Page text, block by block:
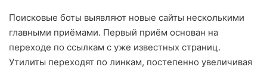
Поисковые боты выявляют новые сайты несколькими
главными приёмами. Первый приём основан на
переходе по ссылкам с уже известных страниц.
Утилиты переходят по линкам, постепенно увеличивая